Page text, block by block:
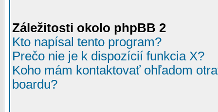
Záležitosti okolo phpBB 2
Kto napísal tento program?
Prečo nie je k dispozícií funkcia X?
Koho mám kontaktovať ohľadom
boardu?